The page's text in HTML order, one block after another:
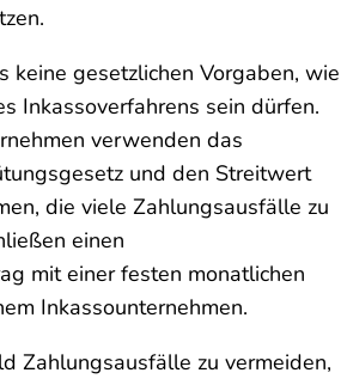
keine gesetzlichen Vorgaben, wie
Inkassoverfahrens sein dürfen.
verwenden das
und den Streitwert
die viele Zahlungsausfälle zu
einen
mit einer festen monatlichen
Inkassounternehmen.
Zahlungsausfälle zu vermeiden,